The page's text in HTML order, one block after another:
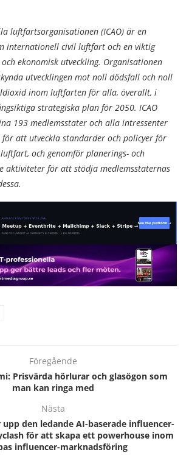
luftfartsorganisationen (ICAO) är en
internationell civil luftfart och en viktig
ekonomisk utveckling. Organisationen
utvecklingen mot noll dödsfall och noll
inom luftfarten för alla, överallt, i
strategiska plan för 2050. ICAO
193 medlemsstater och alla intressenter
att utveckla standarder och policyer för
och genomför planerings- och
aktiviteter för att stödja medlemsstaternas
Föregående
Prisvärda hörlurar och glasögon som
man kan ringa med
Nästa
den ledande AI-baserade influencer-
för att skapa ett powerhouse inom
influencer-marknadsföring